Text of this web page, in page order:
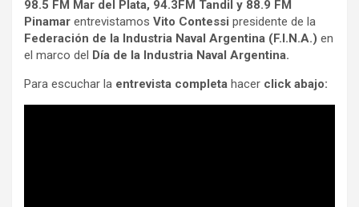
98.5 FM Mar del Plata, 94.3FM Tandil y 88.9 FM
Pinamar entrevistamos Vito Contessi presidente de la
Federación de la Industria Naval Argentina (F.I.N.A.) en
el marco del Día de la Industria Naval Argentina.
Para escuchar la entrevista completa hacer click abajo: